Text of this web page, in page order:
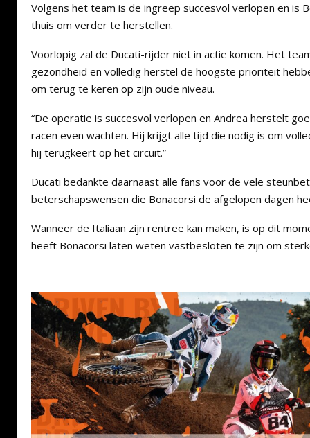
Volgens het team is de ingreep succesvol verlopen en is
thuis om verder te herstellen.
Voorlopig zal de Ducati-rijder niet in actie komen. Het
gezondheid en volledig herstel de hoogste prioriteit
om terug te keren op zijn oude niveau.
“De operatie is succesvol verlopen en Andrea herstelt
racen even wachten. Hij krijgt alle tijd die nodig is om
hij terugkeert op het circuit.”
Ducati bedankte daarnaast alle fans voor de vele
beterschapswensen die Bonacorsi de afgelopen dagen
Wanneer de Italiaan zijn rentree kan maken, is op dit
heeft Bonacorsi laten weten vastbesloten te zijn om